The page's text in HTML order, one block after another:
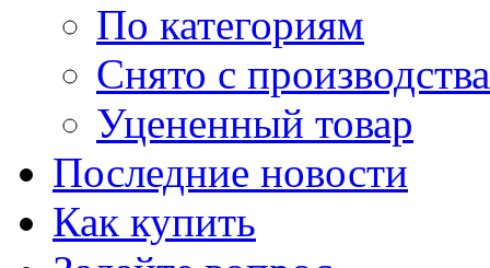
По категориям
Снято с производства
Уцененный товар
Последние новости
Как купить